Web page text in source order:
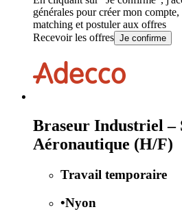
générales pour créer mon
matching et postuler aux offres
Recevoir les offres Je confirme
Braseur Industriel –
Aéronautique (H/F)
Travail temporaire
•Nyon